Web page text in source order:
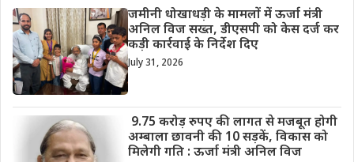
जमीनी धोखाधड़ी के मामलों में ऊर्जा मंत्री
अनिल विज सख्त, डीएसपी को केस दर्ज कर
कड़ी कार्रवाई के निर्देश दिए
July 31, 2026
9.75 करोड़ रुपए की लागत से मजबूत होगी
अम्बाला छावनी की 10 सड़कें, विकास को
मिलेगी गति : ऊर्जा मंत्री अनिल विज